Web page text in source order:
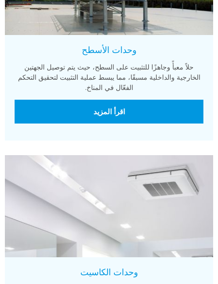
وحدات الأسطح
حلاً معبأً وجاهزًا للتثبيت على السطح، حيث يتم توصيل الجهتين
الخارجية والداخلية مسبقًا، مما يبسط عملية التثبيت لتحقيق التحكم
الفعّال في المناخ.
اقرأ المزيد
وحدات الكاسيت